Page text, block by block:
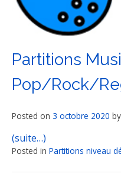
Partitions
Pop/Rock/
Posted on 3 octobre 2020 by
(suite…)
Posted in Partitions niveau